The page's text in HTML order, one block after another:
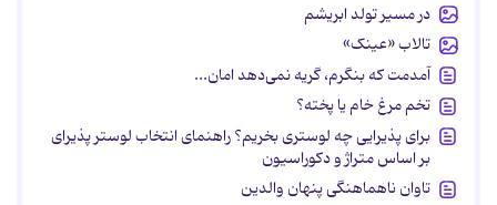
در مسیر تولد ابریشم
تالاب «عینک»
آمدمت که بنگرم، گریه نمی‌دهد امان...
تخم مرغ خام یا پخته؟
برای پذیرایی چه لوستری بخریم؟ راهنمای انتخاب لوستر پذیرای
بر اساس متراژ و دکوراسیون
تاوان ناهماهنگی پنهان والدین